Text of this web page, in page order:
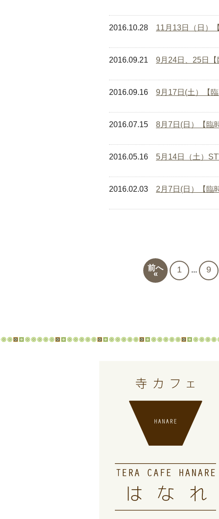
2016.10.28 11月13日（日）
2016.09.21 9月24日、25日
2016.09.16 9月17日(土）【
2016.07.15 8月7日(日）【臨
2016.05.16 5月14日（土）
2016.02.03 2月7日(日）【臨
前へ
« 1 ... 9